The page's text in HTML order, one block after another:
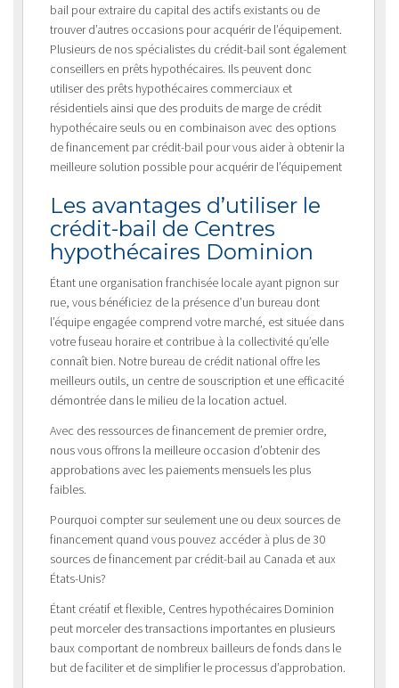
bail pour extraire du capital des actifs existants ou de
trouver d’autres occasions pour acquérir de l’équipement.
Plusieurs de nos spécialistes du crédit-bail sont également
conseillers en prêts hypothécaires. Ils peuvent donc
utiliser des prêts hypothécaires commerciaux et
résidentiels ainsi que des produits de marge de crédit
hypothécaire seuls ou en combinaison avec des options
de financement par crédit-bail pour vous aider à obtenir la
meilleure solution possible pour acquérir de l’équipement
Les avantages d’utiliser le
crédit-bail de Centres
hypothécaires Dominion
Étant une organisation franchisée locale ayant pignon sur
rue, vous bénéficiez de la présence d’un bureau dont
l’équipe engagée comprend votre marché, est située dans
votre fuseau horaire et contribue à la collectivité qu’elle
connaît bien. Notre bureau de crédit national offre les
meilleurs outils, un centre de souscription et une efficacité
démontrée dans le milieu de la location actuel.
Avec des ressources de financement de premier ordre,
nous vous offrons la meilleure occasion d’obtenir des
approbations avec les paiements mensuels les plus
faibles.
Pourquoi compter sur seulement une ou deux sources de
financement quand vous pouvez accéder à plus de 30
sources de financement par crédit-bail au Canada et aux
États-Unis?
Étant créatif et flexible, Centres hypothécaires Dominion
peut morceler des transactions importantes en plusieurs
baux comportant de nombreux bailleurs de fonds dans le
but de faciliter et de simplifier le processus d’approbation.